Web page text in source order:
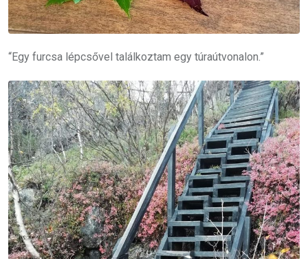
“Egy furcsa lépcsővel találkoztam egy túraútvonalon.”